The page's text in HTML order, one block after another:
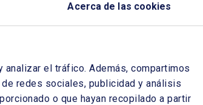
Acerca de las cookies
el tráfico. Además, compartimos
redes sociales, publicidad y análisis
o que hayan recopilado a partir